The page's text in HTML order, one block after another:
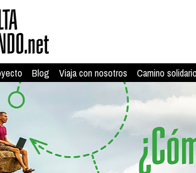
Blog Viaja con nosotros Camino solidario